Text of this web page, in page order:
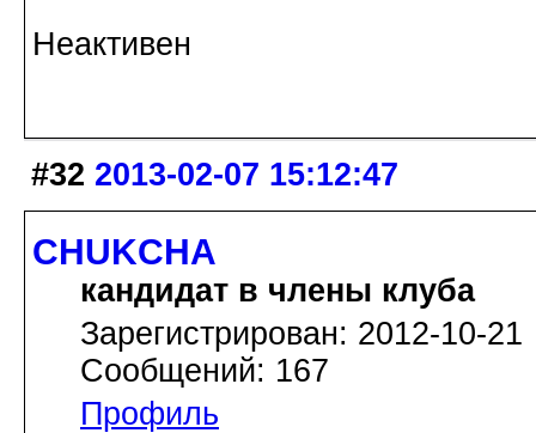
Неактивен
#32 2013-02-07 15:12:47
CHUKCHA
кандидат в члены клуба
Зарегистрирован: 2012-10-21
Сообщений: 167
Профиль